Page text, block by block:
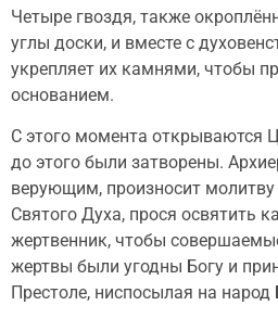
Четыре гвоздя, также
углы доски, и вместе с
укрепляет их камнями, чтобы
основанием.
С этого момента открываются
до этого были затворены.
верующим, произносит
Святого Духа, прося освятить
жертвенник, чтобы
жертвы были угодны Богу и
Престоле, ниспосылая на